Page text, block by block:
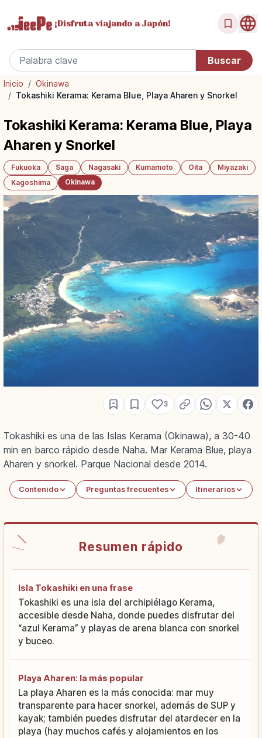
¡Disfrutaviajando a Japón!
Inicio / Okinawa
/ Tokashiki Kerama: Kerama Blue, Playa Aharen y Snorkel
Tokashiki Kerama: Kerama Blue, Playa
Aharen y Snorkel
Fukuoka Saga Nagasaki Kumamoto Oita
Miyazaki
Kagoshima
Okinawa
3
Tokashiki es una de las Islas Kerama (Okinawa), a 30-40
min en barco rápido desde Naha. Mar Kerama Blue, playa
Aharen y snorkel. Parque Nacional desde 2014.
Contenido Preguntas frecuentes Itinerarios
Resumen rápido
Isla Tokashiki en una frase
Tokashiki es una isla del archipiélago Kerama,
accesible desde Naha, donde puedes disfrutar del
“azul Kerama” y playas de arena blanca con snorkel
y buceo.
Playa Aharen: la más popular
La playa Aharen es la más conocida: mar muy
transparente para hacer snorkel, además de SUP y
kayak; también puedes disfrutar del atardecer en la
playa (hay muchos cafés y alojamientos en los